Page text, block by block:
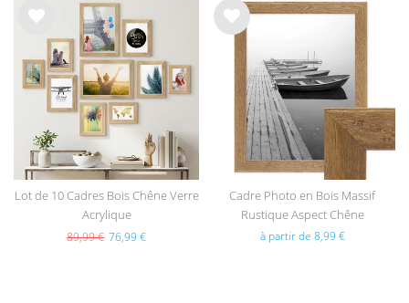
sou
hait
Lot de 10 Cadres Bois Chêne Verre
Acrylique
89,99 € 76,99 €
List
e de
sou
Cadre Photo en Bois Massif
Rustique Aspect Chêne
à partir de 8,99 €